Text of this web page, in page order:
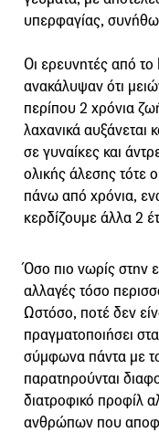
υπερφαγίας,
Οι ερευνητές από
ανακάλυψαν ότι
περίπου 2 χρόνια
λαχανικά αυξάνεται
σε γυναίκες και
ολικής άλεσης τότε
πάνω από χρόνια,
κερδίζουμε άλλα 2
Όσο πιο νωρίς στην
αλλαγές τόσο
Ωστόσο, ποτέ δεν
πραγματοποιήσει
σύμφωνα πάντα με
παρατηρούνται
διατροφικό προφίλ
ανθρώπων που